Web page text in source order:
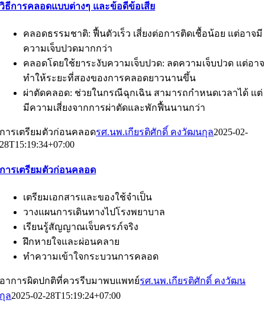
วิธีการคลอดแบบต่างๆ และข้อดีข้อเสีย
คลอดธรรมชาติ: ฟื้นตัวเร็ว เสี่ยงต่อการติดเชื้อน้อย แต่อาจมี
ความเจ็บปวดมากกว่า
คลอดโดยใช้ยาระงับความเจ็บปวด: ลดความเจ็บปวด แต่อาจ
ทำให้ระยะที่สองของการคลอดยาวนานขึ้น
ผ่าตัดคลอด: ช่วยในกรณีฉุกเฉิน สามารถกำหนดเวลาได้ แต่
มีความเสี่ยงจากการผ่าตัดและพักฟื้นนานกว่า
การเตรียมตัวก่อนคลอดรศ.นพ.เกียรติศักดิ์ คงวัฒนกุล2025-02-
28T15:19:34+07:00
การเตรียมตัวก่อนคลอด
เตรียมเอกสารและของใช้จำเป็น
วางแผนการเดินทางไปโรงพยาบาล
เรียนรู้สัญญาณเจ็บครรภ์จริง
ฝึกหายใจและผ่อนคลาย
ทำความเข้าใจกระบวนการคลอด
อาการผิดปกติที่ควรรีบมาพบแพทย์รศ.นพ.เกียรติศักดิ์ คงวัฒน
กุล2025-02-28T15:19:24+07:00